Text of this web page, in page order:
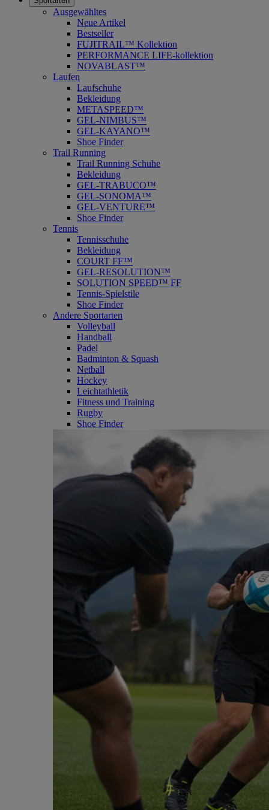
Ausgewähltes
Neue Artikel
Bestseller
FUJITRAIL™ Kollektion
PERFORMANCE LIFE-kollektion
NOVABLAST™
Laufen
Laufschuhe
Bekleidung
METASPEED™
GEL-NIMBUS™
GEL-KAYANO™
Shoe Finder
Trail Running
Trail Running Schuhe
Bekleidung
GEL-TRABUCO™
GEL-SONOMA™
GEL-VENTURE™
Shoe Finder
Tennis
Tennisschuhe
Bekleidung
COURT FF™
GEL-RESOLUTION™
SOLUTION SPEED™ FF
Tennis-Spielstile
Shoe Finder
Andere Sportarten
Volleyball
Handball
Padel
Badminton & Squash
Netball
Hockey
Leichtathletik
Fitness und Training
Rugby
Shoe Finder